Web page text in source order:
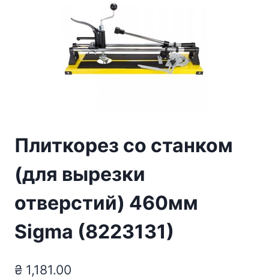
Плиткорез со станком
(для вырезки
отверстий) 460мм
Sigma (8223131)
₴ 1,181.00